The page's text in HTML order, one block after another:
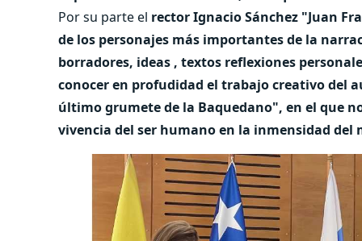
Por su parte el rector Ignacio Sánchez "Juan
de los personajes más importantes de la
borradores, ideas , textos reflexiones
conocer en profudidad el trabajo creativo del
último grumete de la Baquedano", en el que
vivencia del ser humano en la inmensidad del